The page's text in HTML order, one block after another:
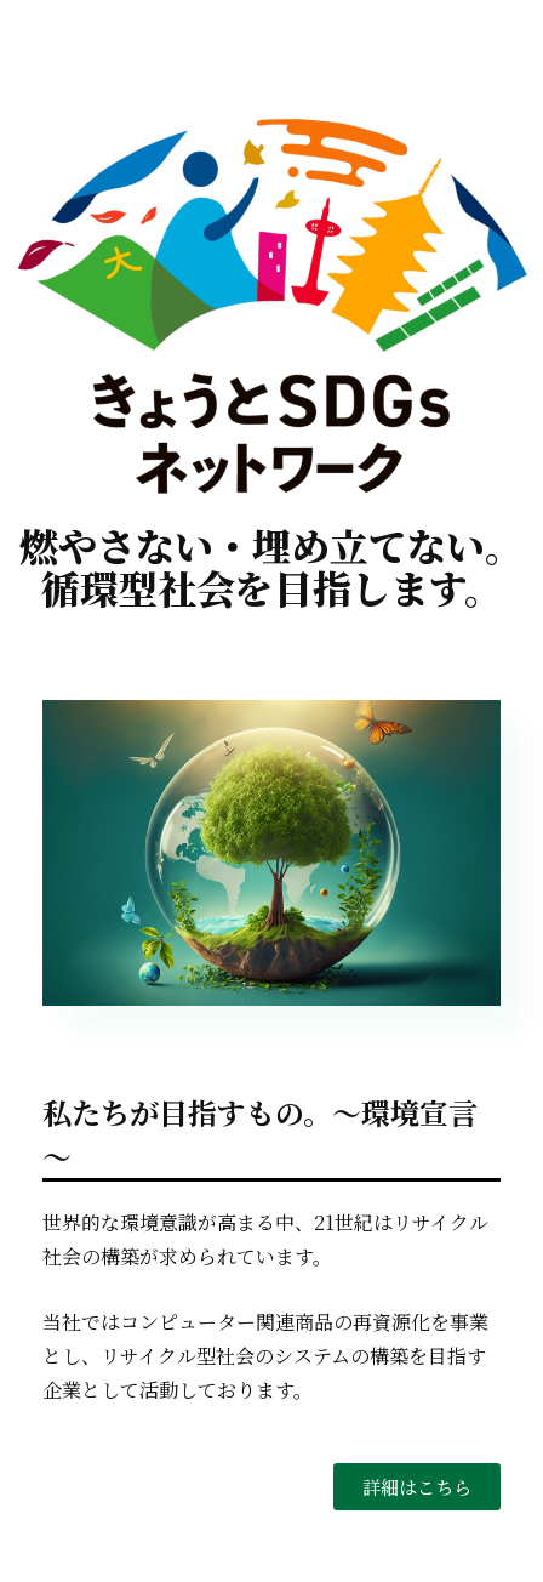
燃やさない・埋め立てない。
循環型社会を目指します。
私たちが目指すもの。～環境宣言
～
世界的な環境意識が高まる中、21世紀はリサイクル
社会の構築が求められています。
当社ではコンピューター関連商品の再資源化を事業
とし、リサイクル型社会のシステムの構築を目指す
企業として活動しております。
詳細はこちら